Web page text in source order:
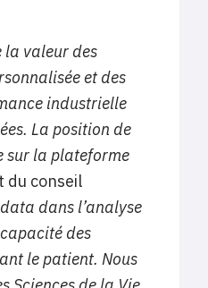
la valeur des
et des
industrielle
La position de
sur la plateforme
du conseil
dans l’analyse
des
le patient. Nous